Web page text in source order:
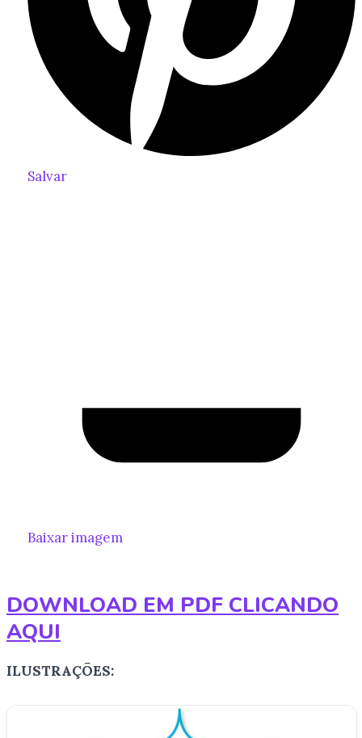
Salvar
Baixar imagem
DOWNLOAD EM PDF CLICANDO
AQUI
ILUSTRAÇÕES: